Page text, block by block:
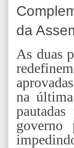
da
As duas
na
governo